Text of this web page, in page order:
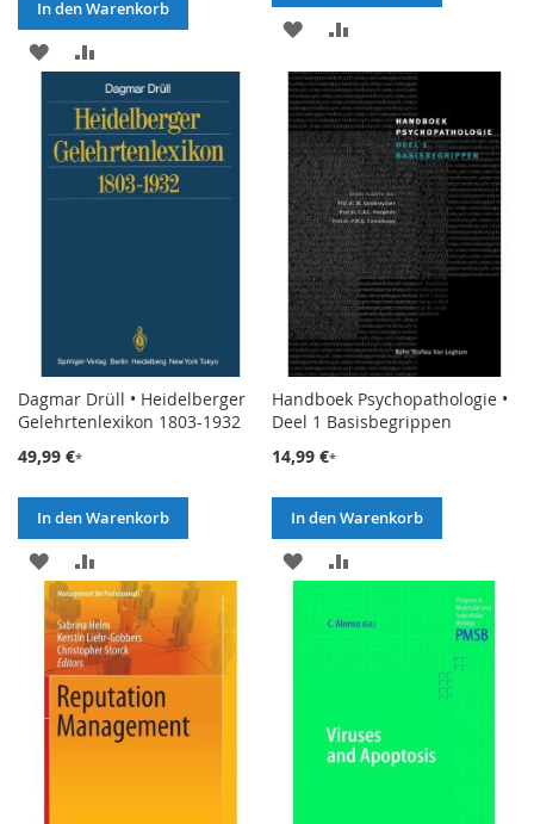
In den Warenkorb
ZUR
WUNSCHLISTE
HINZUFÜGEN
VERGLEICHSLISTE
HINZUFÜGEN
ZUR
WUNSCHLISTE
HINZUFÜGEN
VERGLEICHSLISTE
HINZUFÜGEN
Dagmar Drüll • Heidelberger
Gelehrtenlexikon 1803-1932
49,99 €
In den Warenkorb
ZUR
WUNSCHLISTE
HINZUFÜGEN
VERGLEICHSLISTE
HINZUFÜGEN
Handboek Psychopathologie •
Deel 1 Basisbegrippen
14,99 €
In den Warenkorb
ZUR
VERGLEICHSLISTE
HINZUFÜGEN